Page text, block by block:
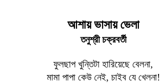
আশায় ভাসায় ভেলা
তনুশ্রী চক্রবর্তী
ফুলছাপ খুন্তিটা হারিয়েছে বেলনা,
মামা পাপা কেউ নেই, চাইব যে খেলনা!